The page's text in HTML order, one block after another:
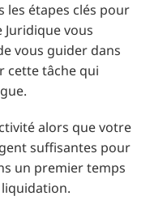
les étapes clés pour
Juridique vous
vous guider dans
cette tâche qui
alors que votre
suffisantes pour
un premier temps